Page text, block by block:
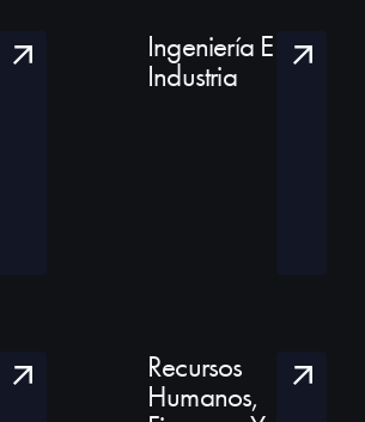
Ingeniería E
Industria
Recursos
Humanos,